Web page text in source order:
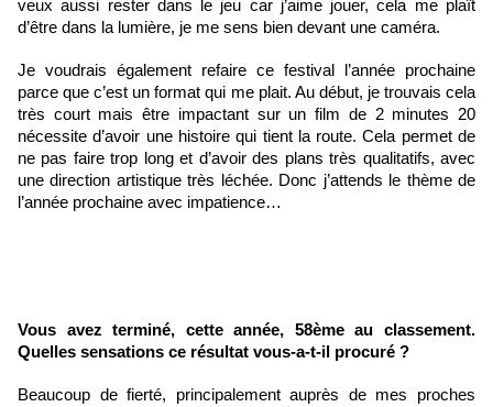
veux aussi rester dans le jeu car j’aime jouer, cela me plaît
d’être dans la lumière, je me sens bien devant une caméra.
Je voudrais également refaire ce festival l’année prochaine
parce que c’est un format qui me plait. Au début, je trouvais cela
très court mais être impactant sur un film de 2 minutes 20
nécessite d’avoir une histoire qui tient la route. Cela permet de
ne pas faire trop long et d’avoir des plans très qualitatifs, avec
une direction artistique très léchée. Donc j’attends le thème de
l’année prochaine avec impatience…
Vous avez terminé, cette année, 58ème au classement.
Quelles sensations ce résultat vous-a-t-il procuré ?
Beaucoup de fierté, principalement auprès de mes proches